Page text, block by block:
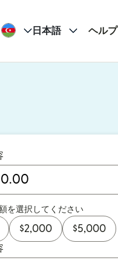
日本語 ヘルプ
別ウィンドウで開きます）
別ウィンドウで開きます）
を選択してください
$2,000 $5,000